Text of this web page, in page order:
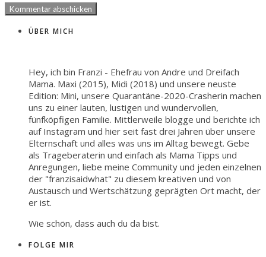
ÜBER MICH
Hey, ich bin Franzi - Ehefrau von Andre und Dreifach
Mama. Maxi (2015), Midi (2018) und unsere neuste
Edition: Mini, unsere Quarantäne-2020-Crasherin machen
uns zu einer lauten, lustigen und wundervollen,
fünfköpfigen Familie. Mittlerweile blogge und berichte ich
auf Instagram und hier seit fast drei Jahren über unsere
Elternschaft und alles was uns im Alltag bewegt. Gebe
als Trageberaterin und einfach als Mama Tipps und
Anregungen, liebe meine Community und jeden einzelnen
der "franzisaidwhat" zu diesem kreativen und von
Austausch und Wertschätzung geprägten Ort macht, der
er ist.
Wie schön, dass auch du da bist.
FOLGE MIR